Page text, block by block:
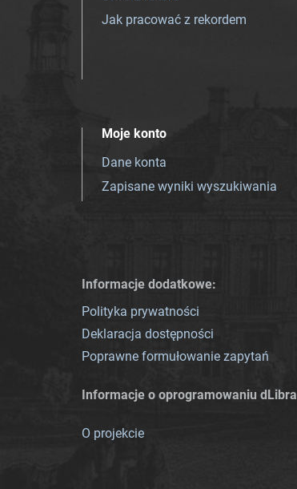
Jak pracować z rekordem
Moje konto
Dane konta
Zapisane wyniki wyszukiwania
Informacje dodatkowe:
Polityka prywatności
Deklaracja dostępności
Poprawne formułowanie zapytań
Informacje o oprogramowaniu dLibra
O projekcie